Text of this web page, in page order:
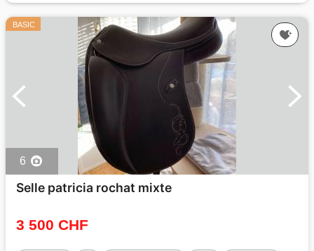
BASIC
6
Selle patricia rochat mixte
3 500 CHF